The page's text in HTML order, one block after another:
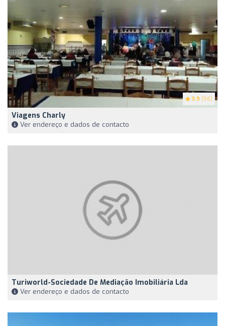
3.9 (56)
Viagens Charly
Ver endereço e dados de contacto
Turiworld-Sociedade De Mediação Imobiliária Lda
Ver endereço e dados de contacto